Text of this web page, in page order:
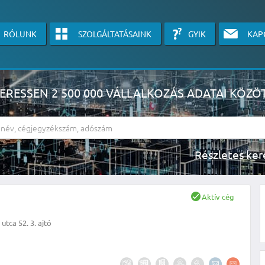
RÓLUNK SZOLGÁLTATÁSAINK GYIK
2 500 000 VÁLLALKOZÁS ADATAI
számára érhető el, használatához kérjük jelentkezzen be, vagy
KÉRJEN INGYENES ÁRAJÁNLATOT IDE KATTINTVA!
52. 3. ajtó
Aktív cég